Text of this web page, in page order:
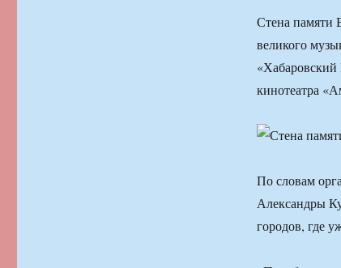
Стена памяти
великого
«Хабаровский
кинотеатра
По словам
Александры
городов, где